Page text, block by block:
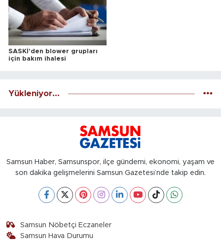
SASKİ'den blower grupları
için bakım ihalesi
Yükleniyor...
Samsun Haber, Samsunspor, ilçe gündemi, ekonomi, yaşam ve
son dakika gelişmelerini Samsun Gazetesi’nde takip edin.
Samsun Nöbetçi Eczaneler
Samsun Hava Durumu